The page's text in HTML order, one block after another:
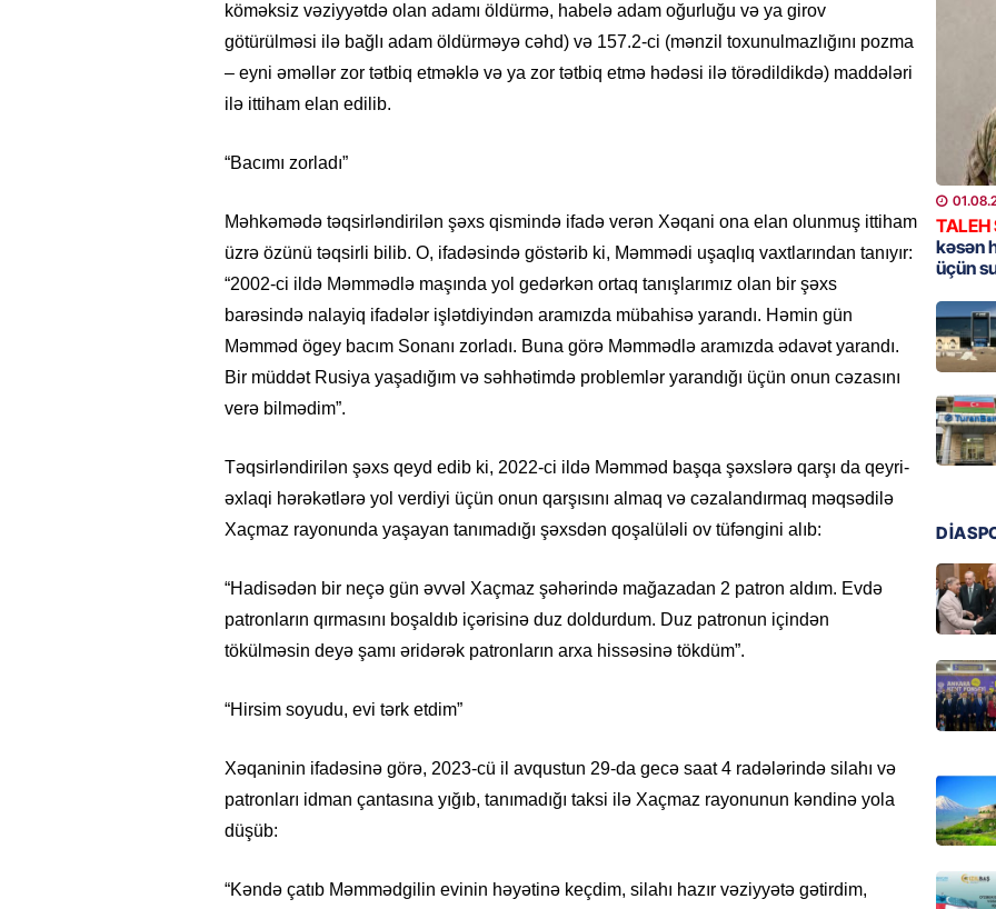
köməksiz vəziyyətdə olan adamı öldürmə, habelə adam oğurluğu və ya girov
götürülməsi ilə bağlı adam öldürməyə cəhd) və 157.2-ci (mənzil toxunulmazlığını pozma
– eyni əməllər zor tətbiq etməklə və ya zor tətbiq etmə hədəsi ilə törədildikdə) maddələri
ilə ittiham elan edilib.
“Bacımı zorladı”
Məhkəmədə təqsirləndirilən şəxs qismində ifadə verən Xəqani ona elan olunmuş ittiham
üzrə özünü təqsirli bilib. O, ifadəsində göstərib ki, Məmmədi uşaqlıq vaxtlarından tanıyır:
“2002-ci ildə Məmmədlə maşında yol gedərkən ortaq tanışlarımız olan bir şəxs
barəsində nalayiq ifadələr işlətdiyindən aramızda mübahisə yarandı. Həmin gün
Məmməd ögey bacım Sonanı zorladı. Buna görə Məmmədlə aramızda ədavət yarandı.
Bir müddət Rusiya yaşadığım və səhhətimdə problemlər yarandığı üçün onun cəzasını
verə bilmədim”.
Təqsirləndirilən şəxs qeyd edib ki, 2022-ci ildə Məmməd başqa şəxslərə qarşı da qeyri-
əxlaqi hərəkətlərə yol verdiyi üçün onun qarşısını almaq və cəzalandırmaq məqsədilə
Xaçmaz rayonunda yaşayan tanımadığı şəxsdən qoşalüləli ov tüfəngini alıb:
“Hadisədən bir neçə gün əvvəl Xaçmaz şəhərində mağazadan 2 patron aldım. Evdə
patronların qırmasını boşaldıb içərisinə duz doldurdum. Duz patronun içindən
tökülməsin deyə şamı əridərək patronların arxa hissəsinə tökdüm”.
“Hirsim soyudu, evi tərk etdim”
Xəqaninin ifadəsinə görə, 2023-cü il avqustun 29-da gecə saat 4 radələrində silahı və
patronları idman çantasına yığıb, tanımadığı taksi ilə Xaçmaz rayonunun kəndinə yola
düşüb:
“Kəndə çatıb Məmmədgilin evinin həyətinə keçdim, silahı hazır vəziyyətə gətirdim,
GÜNDƏM
Dosye
sazişi
ÖZƏL
ÖZƏL
ETDİ:
olacaq
REKLAM
TALEH
kəsən
üçün